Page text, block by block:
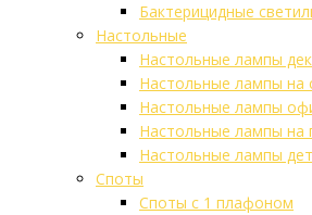
Бактерицидные
Настольные
Настольные лампы
Настольные лампы на
Настольные лампы
Настольные лампы на
Настольные лампы
Споты
Споты с 1 плафоном